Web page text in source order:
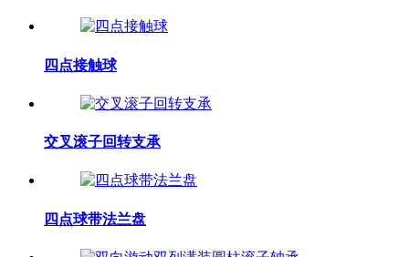
四点接触球
交叉滚子回转支承
四点球带法兰盘